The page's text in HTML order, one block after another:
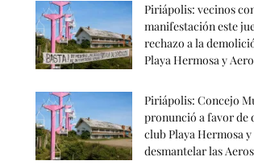
Piriápolis: vecinos
manifestación este
rechazo a la
Playa Hermosa y
Piriápolis: Concejo
pronunció a favor de
club Playa Hermosa y
desmantelar las